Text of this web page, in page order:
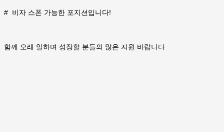
# 비자 스폰 가능한 포지션입니다!
함께 오래 일하며 성장할 분들의 많은 지원 바랍니다